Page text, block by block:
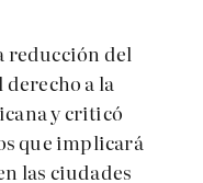
reducción del
a la
y criticó
que implicará
las ciudades